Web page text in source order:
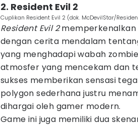
2. Resident Evil 2
Cuplikan Resident Evil 2 (dok. McDevilStar/
Resident Evil 2
dengan cerita mendalam
yang menghadapi wabah
atmosfer yang mencekam dan
sukses memberikan sensasi
polygon sederhana justru
dihargai oleh gamer modern.
Game ini juga memiliki dua